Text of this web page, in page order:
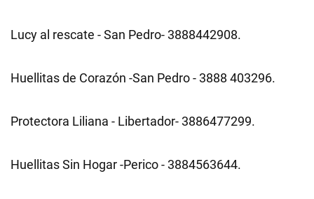
Lucy al rescate - San Pedro- 3888442908.
Huellitas de Corazón -San Pedro - 3888 403296.
Protectora Liliana - Libertador- 3886477299.
Huellitas Sin Hogar -Perico - 3884563644.